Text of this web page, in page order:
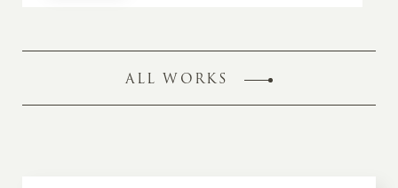
ALL WORKS